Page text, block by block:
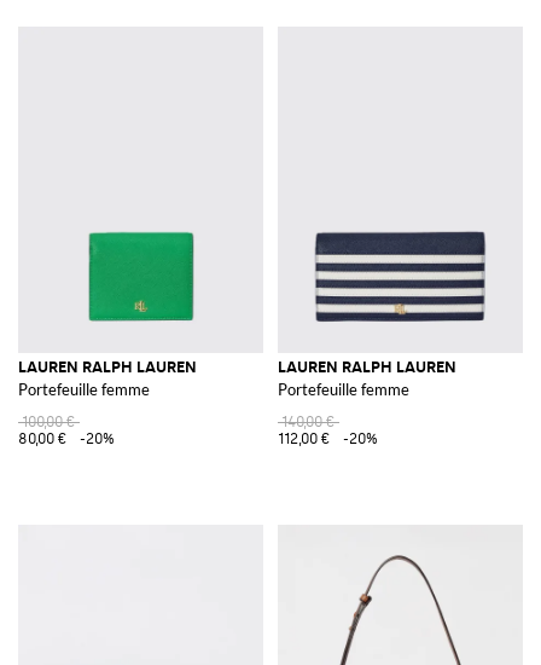
LAUREN RALPH LAUREN
Portefeuille femme
100,00 €
80,00 €
-20%
LAUREN RALPH LAUREN
Portefeuille femme
140,00 €
112,00 €
-20%